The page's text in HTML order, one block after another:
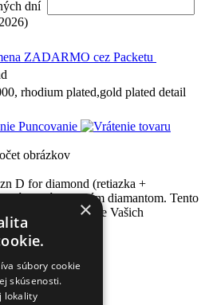
dní
ZADARMO cez Packetu
rhodium plated,gold plated detail
Puncovanie
obrázkov
D for diamond (retiazka +
jedným pravým diamantom. Tento
ponuke pre Vašich
0.821g
35,5cm
11.67mm
17.87mm
×
súbory cookie
skúsenosti.
lokality